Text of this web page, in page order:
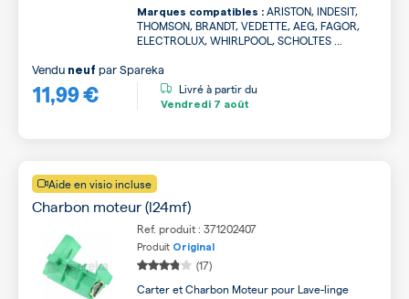
Marques compatibles : ARISTON, INDESIT,
THOMSON, BRANDT, VEDETTE, AEG, FAGOR,
ELECTROLUX, WHIRLPOOL, SCHOLTES ...
11,99 €
Vendu neuf parSpareka
Livré à partir du
Vendredi 7 août
Aide en visio incluse
Charbon moteur (l24mf)
Ref. produit : 371202407
Produit Original
(17)
Carter et Charbon Moteur pour Lave-linge